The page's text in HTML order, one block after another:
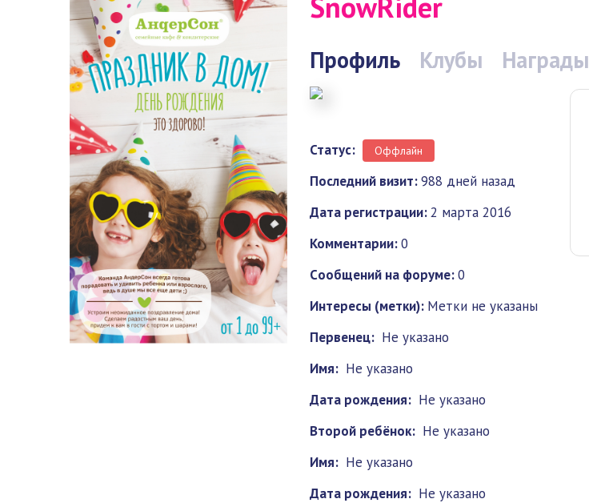
Профиль Клубы Награды
Статус: Оффлайн
Последний визит:988 дней назад
Дата регистрации:2 марта 2016
Комментарии:0
Cообщений на форуме:0
Интересы (метки): Метки не указаны
Первенец: Не указано
Имя: Не указано
Дата рождения: Не указано
Второй ребёнок: Не указано
Имя: Не указано
Дата рождения: Не указано